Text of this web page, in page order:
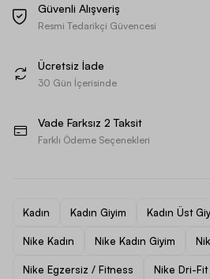
Güvenli Alışveriş
Resmi Tedarikçi Güvencesi
Ücretsiz İade
30 Gün İçerisinde
Vade Farksız 2 Taksit
Farklı Ödeme Seçenekleri
Kadın Kadın Giyim Kadın Üst
Nike Kadın Nike Kadın Giyim
Nike Egzersiz / Fitness Nike Dri-Fit